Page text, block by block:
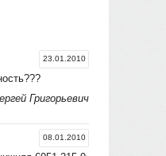
23.01.2010
Григорьевич
08.01.2010